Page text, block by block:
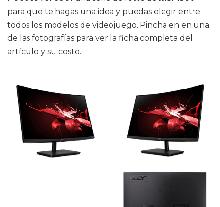
para que te hagas una idea y puedas elegir entre
todos los modelos de videojuego. Pincha en en una
de las fotografías para ver la ficha completa del
artículo y su costo.